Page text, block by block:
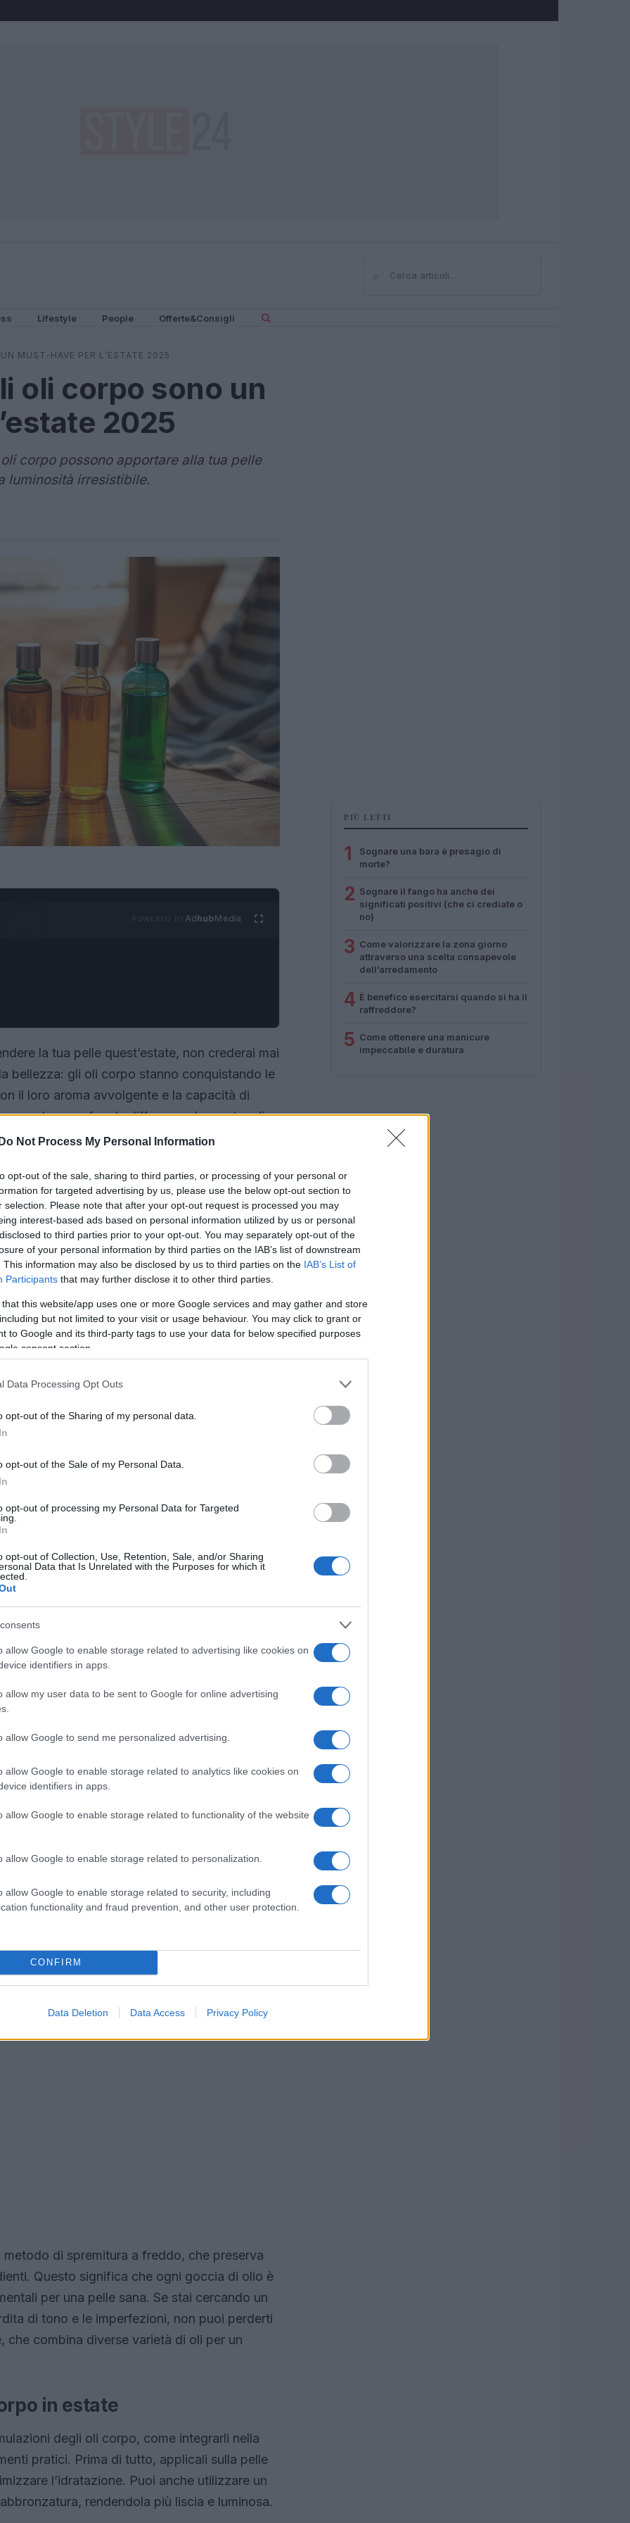
Do Not Process My Personal Information
opt-out of the sale, sharing to third parties, or processing of your personal or
for targeted advertising by us, please use the below opt-out section to
selection. Please note that after your opt-out request is processed you may
interest-based ads based on personal information utilized by us or personal
to third parties prior to your opt-out. You may separately opt-out of the
of your personal information by third parties on the IAB’s list of downstream
This information may also be disclosed by us to third parties on the IAB’s List of
Participants that may further disclose it to other third parties.
that this website/app uses one or more Google services and may gather and store
but not limited to your visit or usage behaviour. You may click to grant or
to Google and its third-party tags to use your data for below specified purposes
consent section.
Data Processing Opt Outs
opt-out of the Sharing of my personal data.
opt-out of the Sale of my Personal Data.
opt-out of processing my Personal Data for Targeted
opt-out of Collection, Use, Retention, Sale, and/or Sharing
Data that Is Unrelated with the Purposes for which it
allow Google to enable storage related to advertising like cookies on
identifiers in apps.
allow my user data to be sent to Google for online advertising
allow Google to send me personalized advertising.
allow Google to enable storage related to analytics like cookies on
identifiers in apps.
allow Google to enable storage related to functionality of the website
allow Google to enable storage related to personalization.
allow Google to enable storage related to security, including
functionality and fraud prevention, and other user protection.
CONFIRM
Data Deletion Data Access Privacy Policy
⌕Cerca
Lifestyle People Offerte&Consigli
MUST-HAVE PER L’ESTATE 2025
oli corpo sono un
2025
corpo possono apportare alla tua pelle
luminosità irresistibile.
AdhubMedia
la tua pelle quest’estate, non crederai mai
bellezza: gli oli corpo stanno conquistando le
il loro aroma avvolgente e la capacità di
davvero fare la differenza. Immagina di
mentre ti godi il sole. Ti svelerò i motivi
di includere gli oli corpo nella tua routine
che vanno ben oltre la semplice idratazione.
resistere alle calde giornate estive? Questi oli
aiutando a trattenere l’umidità e prevenendo
ricchi di nutrienti essenziali che
e macchie. E grazie alla loro texture
la pelle setosa e luminosa.
shimmer che alcuni oli possono conferire,
di applicare un olio corpo arricchito
serale: il risultato sarà un effetto wow
che possono trasformare un semplice
Ma c’è di più: gli oli corpo sono
ai doposole, creando una pelle idratata e
giusto, la varietà è sorprendente. Tra i più
mandorle dolci e cocco. Questi oli non solo
deliziosa, ideale per l’estate. E hai mai sentito
le sue proprietà protettive ed è utilizzato da
sono i segreti dietro la loro efficacia?
di spremitura a freddo, che preserva
Questo significa che ogni goccia di olio è
per una pelle sana. Se stai cercando un
di tono e le imperfezioni, non puoi perderti
che combina diverse varietà di oli per un
in estate
degli oli corpo, come integrarli nella
pratici. Prima di tutto, applicali sulla pelle
l’idratazione. Puoi anche utilizzare un
rendendola più liscia e luminosa.
PIÙ LETTI
1
Sognare una bara è presagio di
morte?
2 Sognare il fango ha anche dei
significati positivi (che ci crediate o
no)
3 Come valorizzare la zona giorno
attraverso una scelta consapevole
dell’arredamento
4 È benefico esercitarsi quando si ha il
raffreddore?
5 Come ottenere una manicure
impeccabile e duratura